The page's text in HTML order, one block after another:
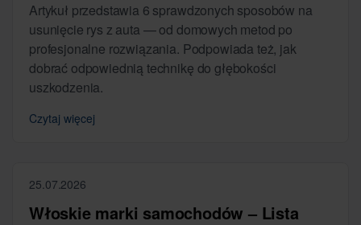
Artykuł przedstawia 6 sprawdzonych sposobów na
usunięcie rys z auta — od domowych metod po
profesjonalne rozwiązania. Podpowiada też, jak
dobrać odpowiednią technikę do głębokości
uszkodzenia.
Czytaj więcej
25.07.2026
Włoskie marki samochodów – Lista